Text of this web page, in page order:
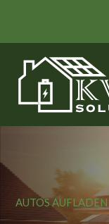
AUTOS AUFLADEN